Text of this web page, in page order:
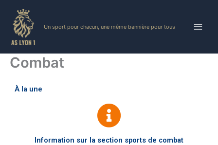
content
Un sport pour chacun, une même bannière pour tous
Combat
À la une
Information sur la section sports de combat